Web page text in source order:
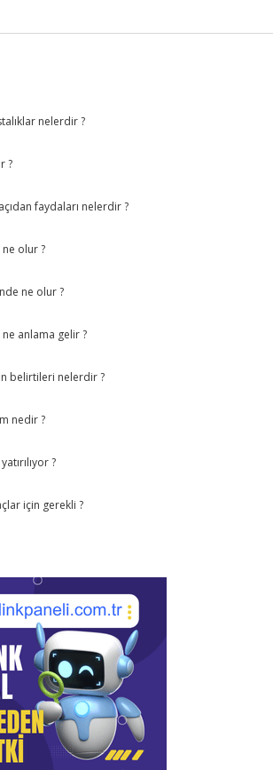
nelerdir ?
?
faydaları nelerdir ?
olur ?
ne olur ?
ne anlama gelir ?
belirtileri nelerdir ?
nedir ?
?
için gerekli ?